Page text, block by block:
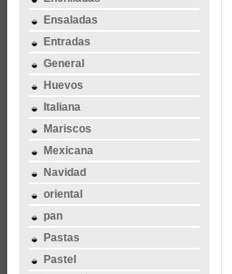
Ensaladas
Entradas
General
Huevos
Italiana
Mariscos
Mexicana
Navidad
oriental
pan
Pastas
Pastel